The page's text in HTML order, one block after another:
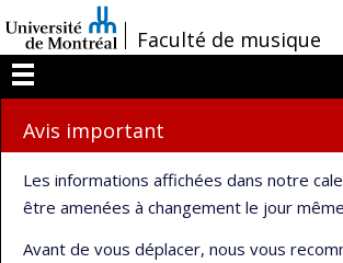
au
contenu
/Faculté de musique
Menu
Avis important
Les informations affichées dans notre
être amenées à changement le jour
Avant de vous déplacer, nous vous